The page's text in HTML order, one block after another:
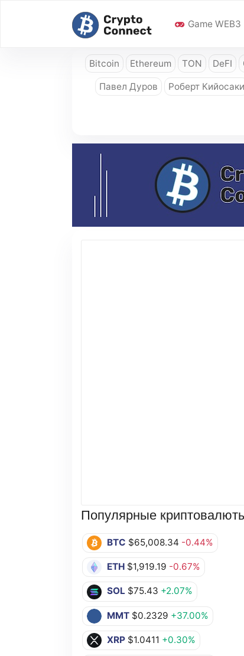
Game WEB3
Bitcoin Ethereum TON DeFI
Павел Дуров Роберт Кийосаки
Популярные
BTC $65,008.34 -0.44%
ETH $1,919.19 -0.67%
SOL $75.43 +2.07%
MMT $0.2329 +37.00%
XRP $1.0411 +0.30%